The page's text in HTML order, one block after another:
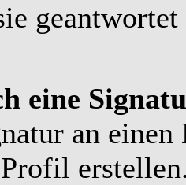
geantwortet
eine
an einen